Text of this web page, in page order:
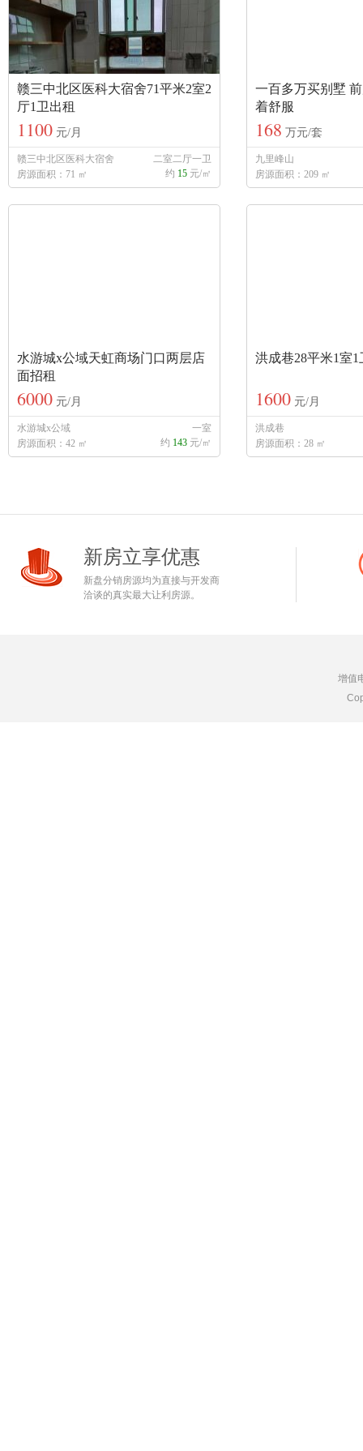
赣三中北区医科大宿舍71平米2室2
厅1卫出租
1100 元/月
赣三中北区医科大宿舍
房源面积：71 ㎡
二室二厅一卫
约 15 元/㎡
一百多万买别墅
着舒服
168 万元/套
九里峰山
房源面积：209 ㎡
水游城x公域天虹商场门口两层店
面招租
6000 元/月
水游城x公域
房源面积：42 ㎡
一室
约 143 元/㎡
洪成巷28平米1室1
1600 元/月
洪成巷
房源面积：28 ㎡
新房立享优惠
新盘分销房源均为直接与开发商
洽谈的真实最大让利房源。
增值